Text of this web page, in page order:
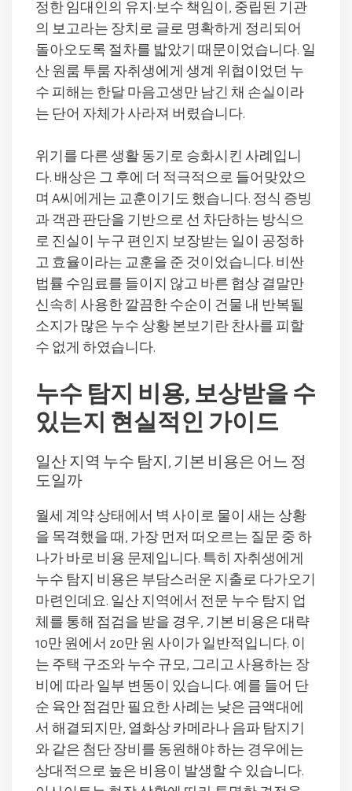
정한 임대인의 유지·보수 책임이, 중립된 기관
의 보고라는 장치로 글로 명확하게 정리되어
돌아오도록 절차를 밟았기 때문이었습니다. 일
산 원룸 투룸 자취생에게 생계 위협이었던 누
수 피해는 한달 마음고생만 남긴 채 손실이라
는 단어 자체가 사라져 버렸습니다.
위기를 다른 생활 동기로 승화시킨 사례입니
다. 배상은 그 후에 더 적극적으로 들어맞았으
며 A씨에게는 교훈이기도 했습니다. 정식 증빙
과 객관 판단을 기반으로 선 차단하는 방식으
로 진실이 누구 편인지 보장받는 일이 공정하
고 효율이라는 교훈을 준 것이었습니다. 비싼
법률 수임료를 들이지 않고 바른 협상 결말만
신속히 사용한 깔끔한 수순이 건물 내 반복될
소지가 많은 누수 상황 본보기란 찬사를 피할
수 없게 하였습니다.
누수 탐지 비용, 보상받을 수
있는지 현실적인 가이드
일산 지역 누수 탐지, 기본 비용은 어느 정
도일까
월세 계약 상태에서 벽 사이로 물이 새는 상황
을 목격했을 때, 가장 먼저 떠오르는 질문 중 하
나가 바로 비용 문제입니다. 특히 자취생에게
누수 탐지 비용은 부담스러운 지출로 다가오기
마련인데요. 일산 지역에서 전문 누수 탐지 업
체를 통해 점검을 받을 경우, 기본 비용은 대략
10만 원에서 20만 원 사이가 일반적입니다. 이
는 주택 구조와 누수 규모, 그리고 사용하는 장
비에 따라 일부 변동이 있습니다. 예를 들어 단
순 육안 점검만 필요한 사례는 낮은 금액대에
서 해결되지만, 열화상 카메라나 음파 탐지기
와 같은 첨단 장비를 동원해야 하는 경우에는
상대적으로 높은 비용이 발생할 수 있습니다.